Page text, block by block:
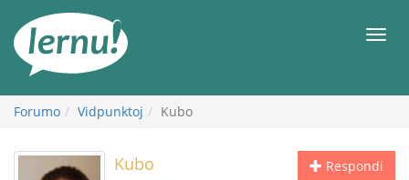
enhavo
Forumo Vidpunktoj Kubo
Respondi
Kubo